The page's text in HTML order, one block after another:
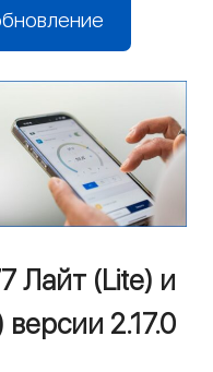
Лайт (Lite) и
2.17.0